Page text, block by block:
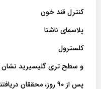
کنترل قند خون
پلاسمای ناشتا
کلسترول
و سطح تری گلیسیرید نشان